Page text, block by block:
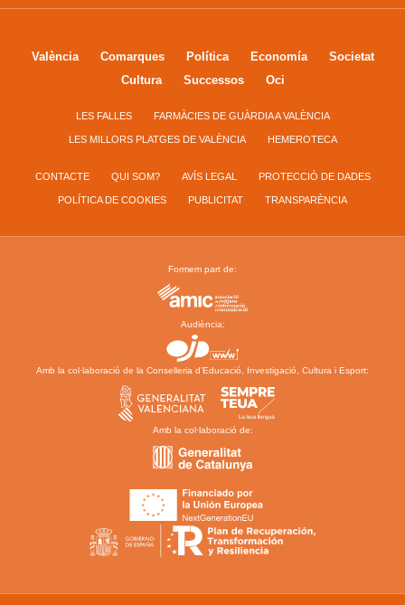
València Comarques Política Economía
Societat
Cultura
Successos Oci
LES FALLES FARMÀCIES DE GUÀRDIA A VALÈNCIA
LES MILLORS PLATGES DE VALÈNCIA HEMEROTECA
CONTACTE QUI SOM? AVÍS LEGAL PROTECCIÓ DE DADES
POLÍTICA DE COOKIES PUBLICITAT TRANSPARÈNCIA
Formem part de:
Audiència:
Amb la col·laboració de la Conselleria d’Educació, Investigació, Cultura i Esport:
Amb la col·laboració de: